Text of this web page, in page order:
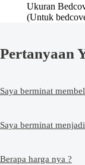
Ukuran
(Untuk
Pertanyaan
Saya berminat
Saya berminat
Berapa harga nya ?